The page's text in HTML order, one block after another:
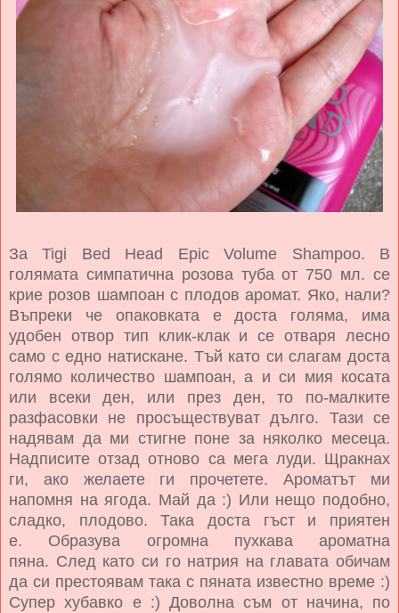
ЗаTigi Bed Head Epic Volume Shampoo. В
голямата симпатична розова туба от 750 мл. се
крие розов шампоан с плодов аромат. Яко, нали?
Въпреки че опаковката е доста голяма, има
удобен отвор тип клик-клак и се отваря лесно
само с едно натискане. Тъй като си слагам доста
голямо количество шампоан, а и си мия косата
или всеки ден, или през ден, то по-малките
разфасовки не просъществуват дълго. Тази се
надявам да ми стигне поне за няколко месеца.
Надписите отзад отново са мега луди. Щракнах
ги, ако желаете ги прочетете. Ароматът ми
напомня на ягода. Май да :) Или нещо подобно,
сладко, плодово. Така доста гъст и приятен
е. Образува огромна пухкава ароматна
пяна. След като си го натрия на главата обичам
да си престоявам така с пяната известно време :)
Супер хубавко е :) Доволна съм от начина, по